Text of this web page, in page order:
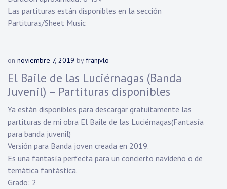
Las partituras están disponibles en la sección
Partituras/Sheet Music
on noviembre 7, 2019 byfranjvlo
El Baile de las Luciérnagas (Banda
Juvenil) – Partituras disponibles
Ya están disponibles para descargar gratuitamente las
partituras de mi obra El Baile de las Luciérnagas(Fantasía
para banda juvenil)
Versión para Banda joven creada en 2019.
Es una fantasía perfecta para un concierto navideño o de
temática fantástica.
Grado: 2